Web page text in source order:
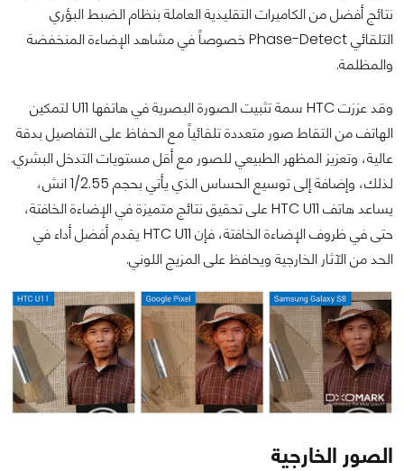
نتائج أفضل من الكاميرات التقليدية العاملة بنظام الضبط البؤري
التلقائي Phase-Detect خصوصاً في مشاهد الإضاءة المنخفضة
والمظلمة.
وقد عززت HTC سمة تثبيت الصورة البصرية في هاتفها U11 لتمكين
الهاتف من التقاط صور متعددة تلقائياً مع الحفاظ على التفاصيل بدقة
عالية، وتعزيز المظهر الطبيعي للصور مع أقل مستويات التدخل البشري.
لذلك، وإضافة إلى توسيع الحساس الذي يأتي بحجم 1/2.55 انش،
يساعد هاتف HTC U11 على تحقيق نتائج متميزة في الإضاءة الخافتة،
حتى في ظروف الإضاءة الخافتة، فإن HTC U11 يقدم أفضل أداء في
الحد من الآثار الخارجية ويحافظ على المزيج اللوني.
الصور الخارجية